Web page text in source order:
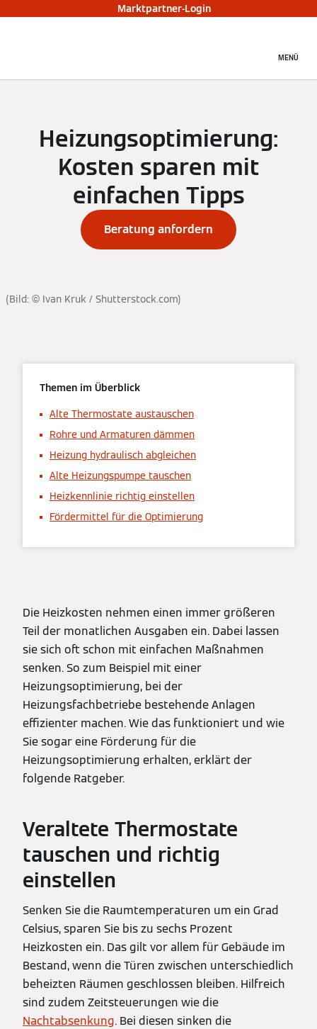
Marktpartner-Login
MENÜ
Heizungsoptimierung:
Kosten sparen mit
einfachen Tipps
Beratung anfordern
(Bild: © Ivan Kruk / Shutterstock.com)
Themen im Überblick
Alte Thermostate austauschen
Rohre und Armaturen dämmen
Heizung hydraulisch abgleichen
Alte Heizungspumpe tauschen
Heizkennlinie richtig einstellen
Fördermittel für die Optimierung
Die Heizkosten nehmen einen immer größeren
Teil der monatlichen Ausgaben ein. Dabei lassen
sie sich oft schon mit einfachen Maßnahmen
senken. So zum Beispiel mit einer
Heizungsoptimierung, bei der
Heizungsfachbetriebe bestehende Anlagen
effizienter machen. Wie das funktioniert und wie
Sie sogar eine Förderung für die
Heizungsoptimierung erhalten, erklärt der
folgende Ratgeber.
Veraltete Thermostate
tauschen und richtig
einstellen
Senken Sie die Raumtemperaturen um ein Grad
Celsius, sparen Sie bis zu sechs Prozent
Heizkosten ein. Das gilt vor allem für Gebäude im
Bestand, wenn die Türen zwischen unterschiedlich
beheizten Räumen geschlossen bleiben. Hilfreich
sind zudem Zeitsteuerungen wie die
Nachtabsenkung. Bei diesen sinken die